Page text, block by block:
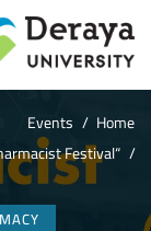
Home
Events
“Upper Egypt Pharmacist Festival – مهرجان الصيادلة في الصعيد”